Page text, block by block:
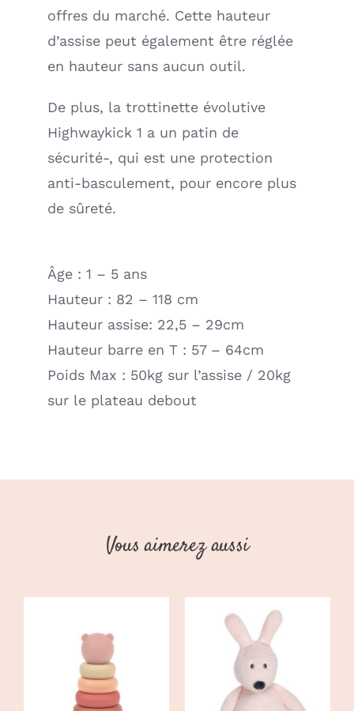
offres du marché. Cette hauteur
d’assise peut également être réglée
en hauteur sans aucun outil.
De plus, la trottinette évolutive
Highwaykick 1 a un patin de
sécurité-, qui est une protection
anti-basculement, pour encore plus
de sûreté.
Âge : 1 – 5 ans
Hauteur : 82 – 118 cm
Hauteur assise: 22,5 – 29cm
Hauteur barre en T : 57 – 64cm
Poids Max : 50kg sur l’assise / 20kg
sur le plateau debout
Vous aimerez aussi
CHOIX DES
OPTIONS CE
AJOUTER AU
PANIER